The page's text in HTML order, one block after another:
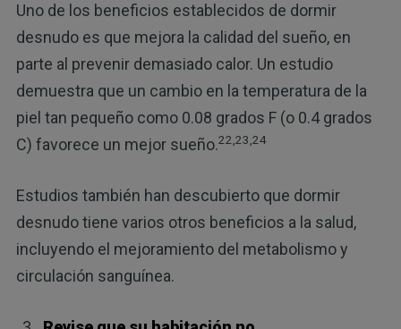
Uno de los beneficios establecidos de dormir
desnudo es que mejora la calidad del sueño, en
parte al prevenir demasiado calor. Un estudio
demuestra que un cambio en la temperatura de la
piel tan pequeño como 0.08 grados F (o 0.4 grados
C) favorece un mejor sueño.22,23,24
Estudios también han descubierto que dormir
desnudo tiene varios otros beneficios a la salud,
incluyendo el mejoramiento del metabolismo y
circulación sanguínea.